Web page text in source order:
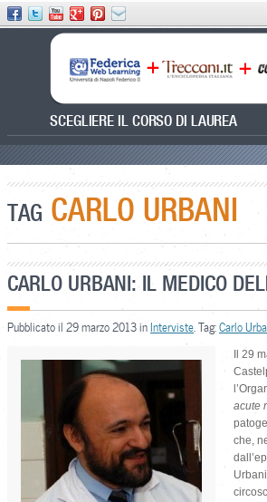
SCEGLIERE IL CORSO DI LAUREA
TAG CARLO URBANI
CARLO URBANI: IL MEDICO
Pubblicato il 29 marzo 2013 inInterviste . Tag:Carlo
Il 29
acute
che,